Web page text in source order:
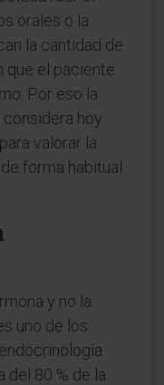
orales o la
la cantidad de
que el paciente
Por eso la
hoy
valorar la
forma habitual
y no la
uno de los
del 80 % de la